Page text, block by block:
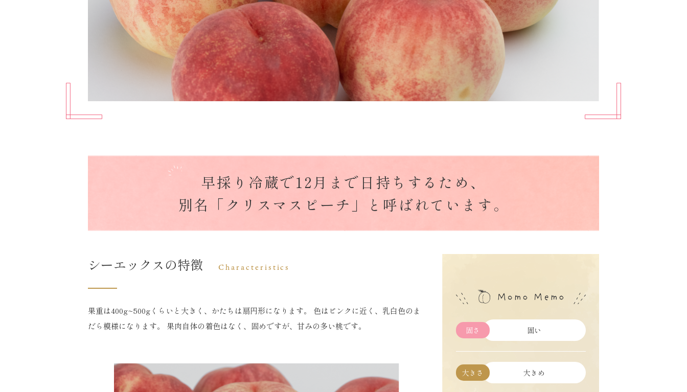
早採り冷蔵で12月まで日持ちするため、
別名「クリスマスピーチ」と呼ばれています。
シーエックスの特徴 Characteristics
果重は400g~500gくらいと大きく、かたちは扇円形になります。 色はピンクに近く、乳白色のま
だら模様になります。 果肉自体の着色はなく、固めですが、甘みの多い桃です。
固さ 固い
大きさ 大きめ